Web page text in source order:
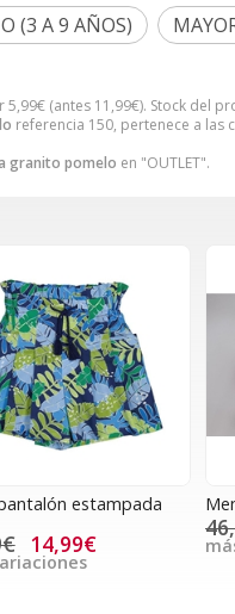
5,99€ (antes 11,99€). Stock del
referencia 150, pertenece a las
granito pomelo en "OUTLET".
(3 A 9 AÑOS)
estampada
14,99€